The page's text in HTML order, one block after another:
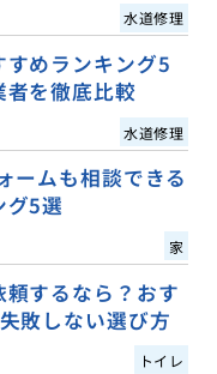
水道修理
めランキング5
を徹底比較
水道修理
ームも相談できる
グ5選
家
するなら？おす
敗しない選び方
トイレ